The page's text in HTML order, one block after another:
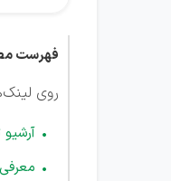
فهرست
روی